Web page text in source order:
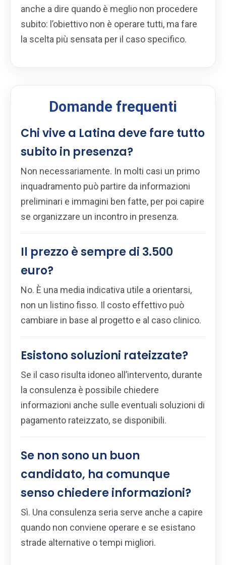
anche a dire quando è meglio non procedere
subito: l’obiettivo non è operare tutti, ma fare
la scelta più sensata per il caso specifico.
Domande frequenti
Chi vive a Latina deve fare tutto
subito in presenza?
Non necessariamente. In molti casi un primo
inquadramento può partire da informazioni
preliminari e immagini ben fatte, per poi capire
se organizzare un incontro in presenza.
Il prezzo è sempre di 3.500
euro?
No. È una media indicativa utile a orientarsi,
non un listino fisso. Il costo effettivo può
cambiare in base al progetto e al caso clinico.
Esistono soluzioni rateizzate?
Se il caso risulta idoneo all’intervento, durante
la consulenza è possibile chiedere
informazioni anche sulle eventuali soluzioni di
pagamento rateizzato, se disponibili.
Se non sono un buon
candidato, ha comunque
senso chiedere informazioni?
Sì. Una consulenza seria serve anche a capire
quando non conviene operare e se esistano
strade alternative o tempi migliori.